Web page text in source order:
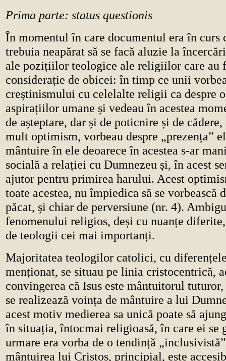
Prima parte: status questionis
În momentul în care documentul era în curs
trebuia neapărat să se facă aluzie la
ale pozițiilor teologice ale religiilor care au
considerație de obicei: în timp ce unii
creștinismului cu celelalte religii ca despre
aspirațiilor umane și vedeau în acestea
de așteptare, dar și de poticnire și de
mult optimism, vorbeau despre „prezența”
mântuire în ele deoarece în acestea s-ar
socială a relației cu Dumnezeu și, în acest
ajutor pentru primirea harului. Acest
toate acestea, nu împiedica să se vorbească
păcat, și chiar de perversiune (nr. 4).
fenomenului religios, deși cu nuanțe
de teologii cei mai importanți.
Majoritatea teologilor catolici, cu
menționat, se situau pe linia cristocentrică,
convingerea că Isus este mântuitorul
se realizează voința de mântuire a lui
acest motiv medierea sa unică poate să
în situația, întocmai religioasă, în care ei se
urmare era vorba de o tendință
mântuirea lui Cristos, principial, este